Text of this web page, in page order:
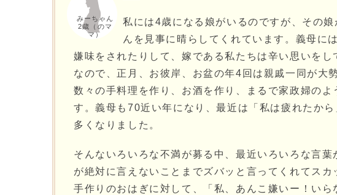
みーちゃん
2歳（のマ
マ）
私には4歳になる娘がいるのですが、その
んを見事に晴らしてくれています。義母に
嫌味をされたりして、嫁である私たちは辛い思いを
なので、正月、お彼岸、お盆の年4回は親戚一同が大
数々の手料理を作り、お酒を作り、まるで家政婦の
す。義母も70近い年になり、最近は「私は疲れたか
多くなりました。
そんないろいろな不満が募る中、最近いろいろな言
が絶対に言えないことまでズバッと言ってくれてス
手作りのおはぎに対して、「私、あんこ嫌いー！いら